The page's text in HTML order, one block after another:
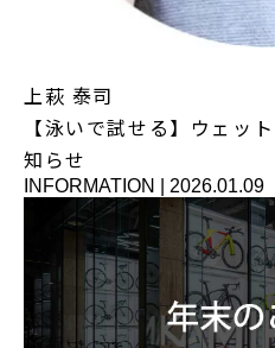
上萩 泰司
【泳いで試せる】ウェッ
知らせ
INFORMATION 2026.01.09